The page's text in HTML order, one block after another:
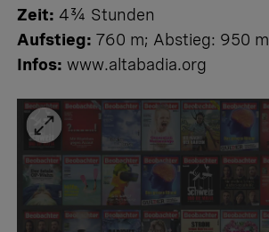
Zeit: 4¾ Stunden
Aufstieg: 760 m; Abstieg: 950 m
Infos: www.altabadia.org